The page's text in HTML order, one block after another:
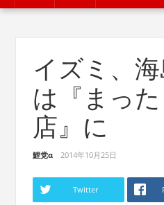
イズミ、
は『まった
店』に
鯉党α 2014年10月25日
Twitter